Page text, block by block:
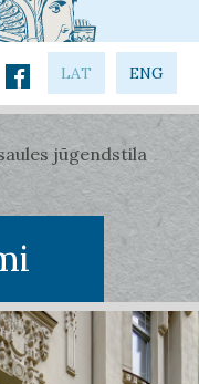
LAT ENG
jūgendstila